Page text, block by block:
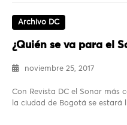
Archivo DC
¿Quién se va para el
noviembre 25, 2017
Con Revista DC el Sonar más
la ciudad de Bogotá se